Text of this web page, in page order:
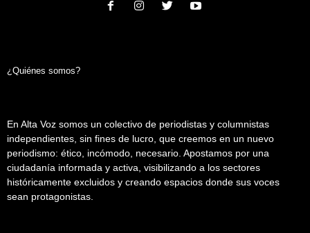
¿Quiénes somos?
En Alta Voz somos un colectivo de periodistas y columnistas
independientes, sin fines de lucro, que creemos en un nuevo
periodismo: ético, incómodo, necesario. Apostamos por una
ciudadanía informada y activa, visibilizando a los sectores
históricamente excluidos y creando espacios donde sus voces
sean protagonistas.